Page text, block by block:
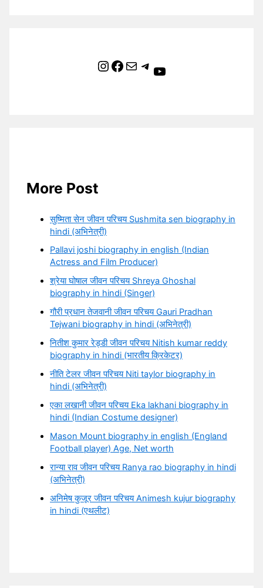
Instagram Facebook Mail Telegram YouTube
More Post
सुष्मिता सेन जीवन परिचय Sushmita sen biography in
hindi (अभिनेत्री)
Pallavi joshi biography in english (Indian
Actress and Film Producer)
श्रेया घोषाल जीवन परिचय Shreya Ghoshal
biography in hindi (Singer)
गौरी प्रधान तेजवानी जीवन परिचय Gauri Pradhan
Tejwani biography in hindi (अभिनेत्री)
नितीश कुमार रेड्डी जीवन परिचय Nitish kumar reddy
biography in hindi (भारतीय क्रिकेटर)
नीति टेलर जीवन परिचय Niti taylor biography in
hindi (अभिनेत्री)
एका लखानी जीवन परिचय Eka lakhani biography in
hindi (Indian Costume designer)
Mason Mount biography in english (England
Football player) Age, Net worth
रान्या राव जीवन परिचय Ranya rao biography in hindi
(अभिनेत्री)
अनिमेष कुजूर जीवन परिचय Animesh kujur biography
in hindi (एथलीट)